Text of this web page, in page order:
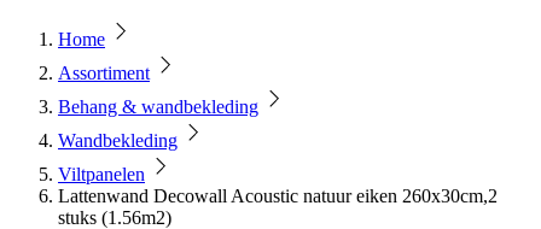
Home
Assortiment
Behang & wandbekleding
Wandbekleding
Viltpanelen
Lattenwand Decowall Acoustic natuur eiken 260x30cm,2
stuks (1.56m2)